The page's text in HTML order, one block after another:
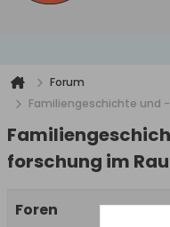
Forum
Familiengeschichte und
forschung im
Foren